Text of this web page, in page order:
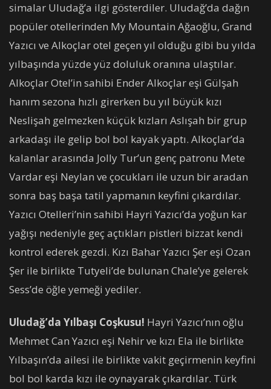
simalar Uludağ’a ilgi gösterdiler. Uludağ’da dağın
popüler otellerinden My Mountain Ağaoğlu, Grand
Yazıcı ve Alkoçlar otel geçen yıl olduğu gibi bu yılda
yılbaşında yüzde yüz doluluk oranına ulaştılar.
Alkoçlar Otel’in sahibi Ender Alkoçlar eşi Gülşah
hanım sezona hızlı girerken bu yıl büyük kızı
Neslişah gelmezken küçük kızları Aslışah bir grup
arkadaşı ile gelip bol bol kayak yaptı. Alkoçlar’da
kalanlar arasında Jolly Tur’un genç patronu Mete
Vardar eşi Neylan ve çocukları ile uzun bir aradan
sonra baş başa tatil yapmanın keyfini çıkardılar.
Yazıcı Otelleri’nin sahibi Hayri Yazıcı’da yoğun kar
yağışı nedeniyle geç açtıkları pistleri bizzat kendi
kontrol ederek gezdi. Kızı Bahar Yazıcı Şer eşi Ozan
Şer ile birlikte Tutyeli’de bulunan Chale’ye gelerek
Sess’de öğle yemeği yediler.
Uludağ’da Yılbaşı Coşkusu! Hayri Yazıcı’nın oğlu
Mehmet Can Yazıcı eşi Nehir ve kızı Ela ile birlikte
Yılbaşın’da ailesi ile birlikte vakit geçirmenin keyfini
bol bol karda kızı ile oynayarak çıkardılar. Türk